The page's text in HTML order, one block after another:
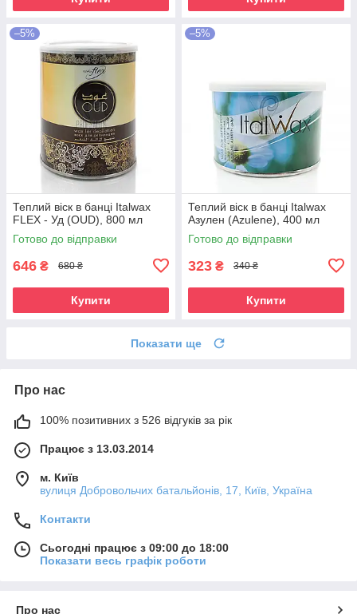
–5%
Теплий віск в банці Italwax
FLEX - Уд (OUD), 800 мл
Готово до відправки
646 ₴ 680 ₴
Купити
–5%
Теплий віск в банці Italwax
Азулен (Azulene), 400 мл
Готово до відправки
323 ₴ 340 ₴
Купити
Показати ще
Про нас
100% позитивних з 526 відгуків за рік
Працює з 13.03.2014
м. Київ
вулиця Добровольчих батальйонів, 17, Київ, Україна
Контакти
Сьогодні працює з 09:00 до 18:00
Показати весь графік роботи
Про нас